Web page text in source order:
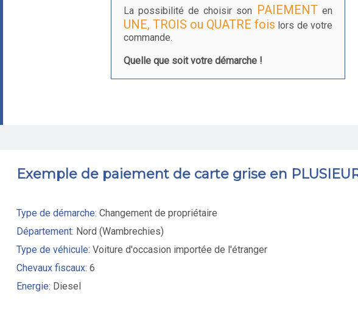
La possibilité de choisir son PAIEMENT en
UNE, TROIS ou QUATRE fois lors de votre
commande.
Quelle que soit votre démarche !
Exemple de paiement de carte grise en
Type de démarche: Changement de propriétaire
Département: Nord (Wambrechies)
Type de véhicule: Voiture d'occasion importée de l'étranger
Chevaux fiscaux: 6
Energie: Diesel